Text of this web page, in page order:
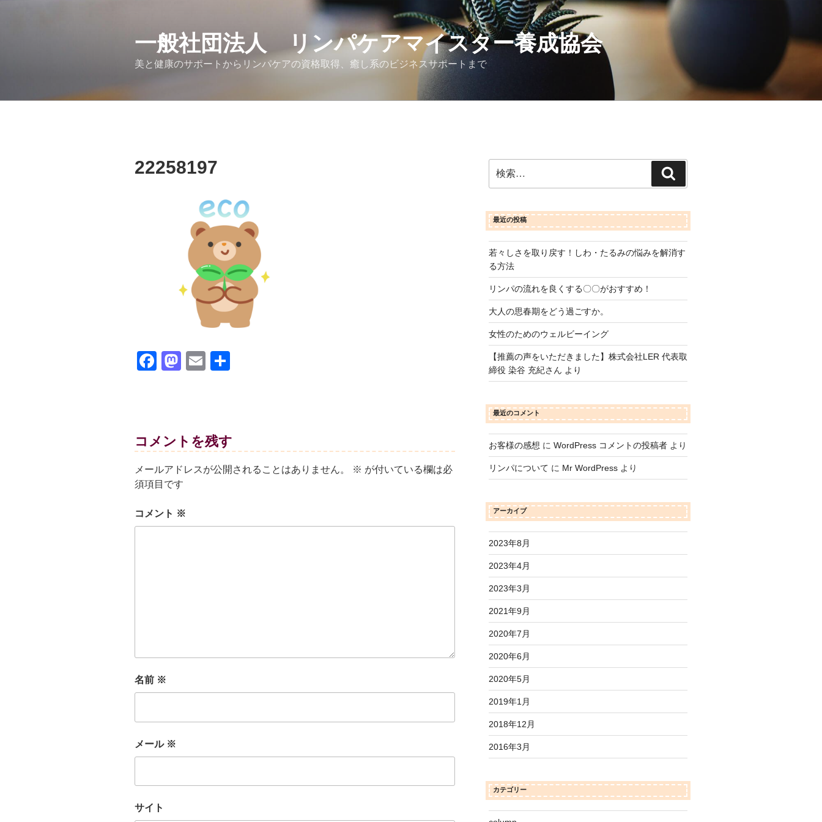
一般社団法人 リンパケアマイスター養成協会
美と健康のサポートからリンパケアの資格取得、癒し系のビジネスサポートまで
22258197
F
b
o
o
M
d
o
n
E
コメントを残す
メールアドレスが公開されることはありません。 ※ が付いている欄は必
須項目です
コメント ※
名前 ※
メール ※
サイト
索:
索
最近の投稿
若々しさを取り戻す！しわ・たるみの悩みを解消す
る方法
リンパの流れを良くする〇〇がおすすめ！
大人の思春期をどう過ごすか。
女性のためのウェルビーイング
【推薦の声をいただきました】株式会社LER 代表取
締役 染谷 充紀さん より
最近のコメント
お客様の感想 に WordPress コメントの投稿者より
リンパについて に Mr WordPressより
アーカイブ
2023年8月
2023年4月
2023年3月
2021年9月
2020年7月
2020年6月
2020年5月
2019年1月
2018年12月
2016年3月
カテゴリー